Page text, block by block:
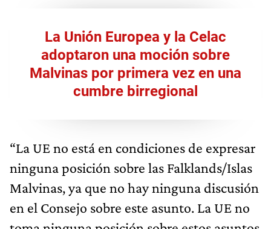
La Unión Europea y la Celac
adoptaron una moción sobre
Malvinas por primera vez en una
cumbre birregional
“La UE no está en condiciones de expresar
ninguna posición sobre las Falklands/Islas
Malvinas, ya que no hay ninguna discusión
en el Consejo sobre este asunto. La UE no